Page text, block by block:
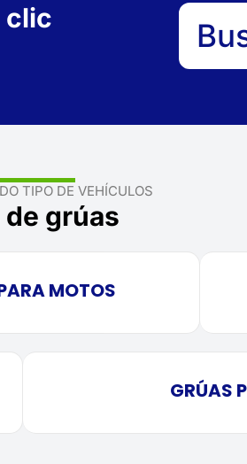
clic
TIPO DE VEHÍCULOS
grúas
MOTOS
GRÚAS